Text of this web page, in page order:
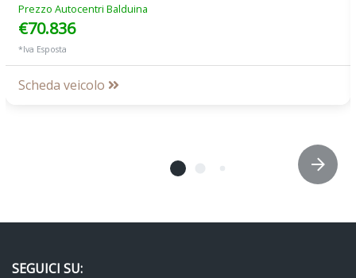
Prezzo Autocentri Balduina
€70.836
*Iva Esposta
Scheda veicolo
SEGUICI SU: